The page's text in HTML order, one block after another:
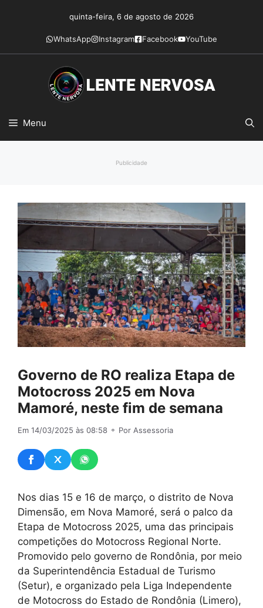
conteúdo
quinta-feira, 6 de agosto de 2026
WhatsApp Instagram Facebook YouTube
Menu
Publicidade
Governo de RO realiza Etapa de
Motocross 2025 em Nova
Mamoré, neste fim de semana
Em 14/03/2025 às 08:58 ⚬ Por Assessoria
Nos dias 15 e 16 de março, o distrito de Nova
Dimensão, em Nova Mamoré, será o palco da
Etapa de Motocross 2025, uma das principais
competições do Motocross Regional Norte.
Promovido pelo governo de Rondônia, por meio
da Superintendência Estadual de Turismo
(Setur), e organizado pela Liga Independente
de Motocross do Estado de Rondônia (Limero),